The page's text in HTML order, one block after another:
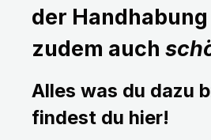
der
zudem auch
Alles was du dazu
findest du hier!